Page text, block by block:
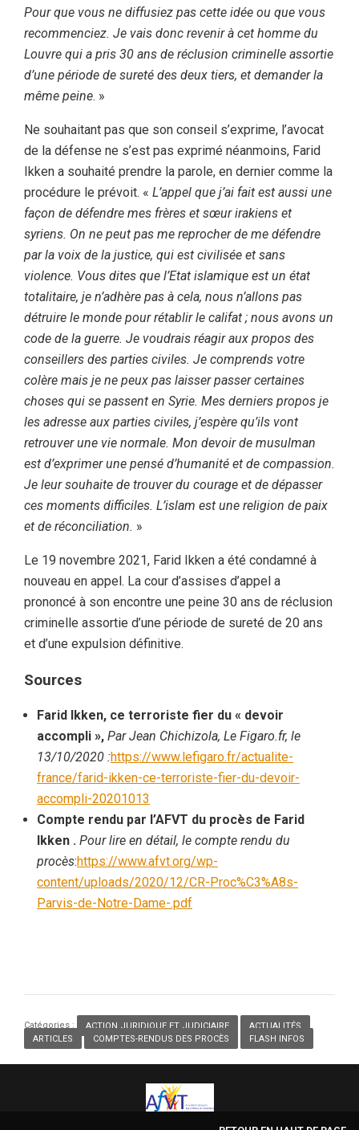
Pour que vous ne diffusiez pas cette idée ou que vous
recommenciez. Je vais donc revenir à cet homme du
Louvre qui a pris 30 ans de réclusion criminelle assortie
d’une période de sureté des deux tiers, et demander la
même peine. »
Ne souhaitant pas que son conseil s’exprime, l’avocat
de la défense ne s’est pas exprimé néanmoins, Farid
Ikken a souhaité prendre la parole, en dernier comme la
procédure le prévoit. « L’appel que j’ai fait est aussi une
façon de défendre mes frères et sœur irakiens et
syriens. On ne peut pas me reprocher de me défendre
par la voix de la justice, qui est civilisée et sans
violence. Vous dites que l’Etat islamique est un état
totalitaire, je n’adhère pas à cela, nous n’allons pas
détruire le monde pour rétablir le califat ; nous avons un
code de la guerre. Je voudrais réagir aux propos des
conseillers des parties civiles. Je comprends votre
colère mais je ne peux pas laisser passer certaines
choses qui se passent en Syrie. Mes derniers propos je
les adresse aux parties civiles, j’espère qu’ils vont
retrouver une vie normale. Mon devoir de musulman
est d’exprimer une pensé d’humanité et de compassion.
Je leur souhaite de trouver du courage et de dépasser
ces moments difficiles. L’islam est une religion de paix
et de réconciliation. »
Le 19 novembre 2021, Farid Ikken a été condamné à
nouveau en appel. La cour d’assises d’appel a
prononcé à son encontre une peine 30 ans de réclusion
criminelle assortie d’une période de sureté de 20 ans
et d’une expulsion définitive.
Sources
Farid Ikken, ce terroriste fier du « devoir
accompli », Par Jean Chichizola, Le Figaro.fr, le
13/10/2020 :https://www.lefigaro.fr/actualite-
france/farid-ikken-ce-terroriste-fier-du-devoir-
accompli-20201013
Compte rendu par l’AFVT du procès de Farid
Ikken . Pour lire en détail, le compte rendu du
procès:https://www.afvt.org/wp-
content/uploads/2020/12/CR-Proc%C3%A8s-
Parvis-de-Notre-Dame-.pdf
Catégories : ACTION JURIDIQUE ET JUDICIAIRE ACTUALITÉS
ARTICLES
, COMPTES-RENDUS DES PROCÈS FLASH INFOS